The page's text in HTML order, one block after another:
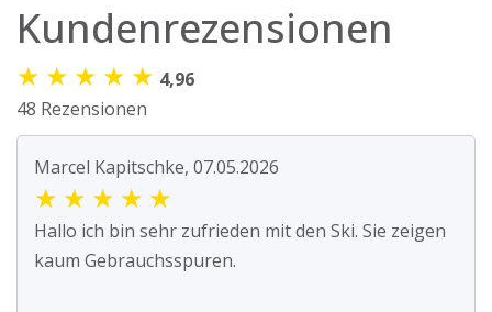
Kundenrezensionen
★ ★ ★ ★ ★ 4,96
48 Rezensionen
Marcel Kapitschke, 07.05.2026
★ ★ ★ ★ ★
Hallo ich bin sehr zufrieden mit den Ski. Sie zeigen
kaum Gebrauchsspuren.